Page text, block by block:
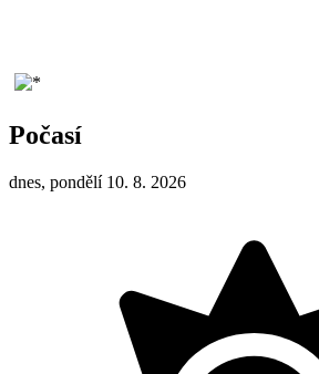
Počasí
dnes, pondělí 10. 8. 2026